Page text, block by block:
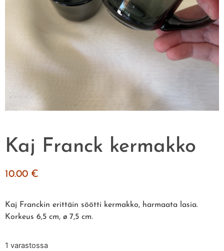
Kaj Franck kermakko
10.00 €
Kaj Franckin erittäin söötti kermakko, harmaata lasia.
Korkeus 6,5 cm, ø 7,5 cm.
1 varastossa